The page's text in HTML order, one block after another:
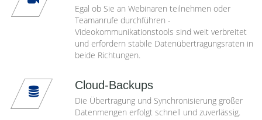
Egal ob Sie an Webinaren teilnehmen oder
Teamanrufe durchführen -
Videokommunikationstools sind weit verbreitet
und erfordern stabile Datenübertragungsraten in
beide Richtungen.
Cloud-Backups
Die Übertragung und Synchronisierung großer
Datenmengen erfolgt schnell und zuverlässig.